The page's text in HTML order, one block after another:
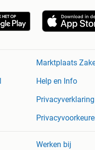
Marktplaats
Help en Info
Privacyverklaring
Werken bij